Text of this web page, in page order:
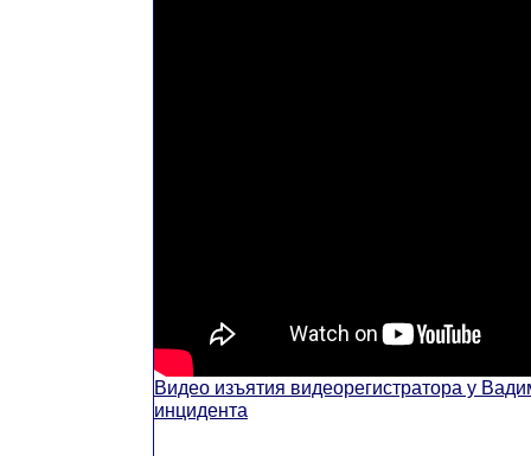
Видео изъятия видеорегистратора у
инцидента